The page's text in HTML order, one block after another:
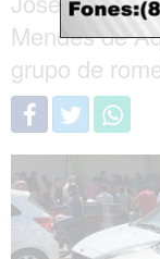
Mendes de
grupo de